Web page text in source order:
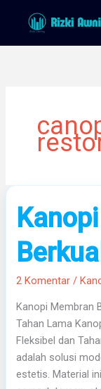
2 Komentar /
Kanopi Membran
Tahan Lama
Fleksibel dan
adalah solusi
estetis. Material
Kanopi
Membran
Berkualitas